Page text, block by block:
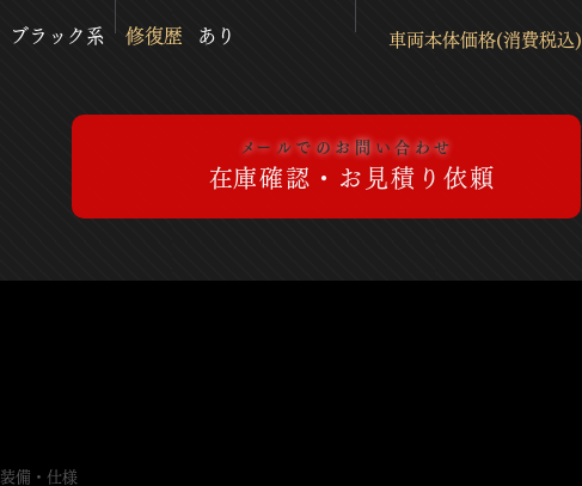
​ブラック系 ​修復歴 ​あり ​車両本体価格(消費税込)
​メールでのお問い合わせ
​在庫確認・お見積り依頼
​装備・仕様